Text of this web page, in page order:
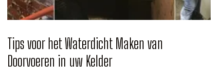
Tips voor het Waterdicht Maken van
Doorvoeren in uw Kelder